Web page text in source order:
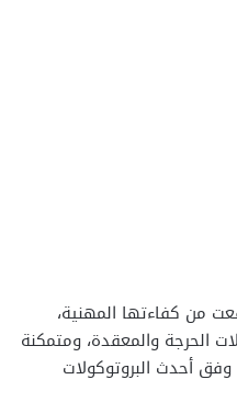
من كفاءتها المهنية،
الحرجة والمعقدة، ومتمكنة
أحدث البروتوكولات